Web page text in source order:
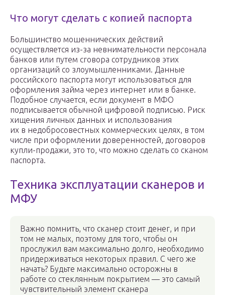
Что могут сделать с копией паспорта
Большинство мошеннических действий
осуществляется из-за невнимательности персонала
банков или путем сговора сотрудников этих
организаций со злоумышленниками. Данные
российского паспорта могут использоваться для
оформления займа через интернет или в банке.
Подобное случается, если документ в МФО
подписывается обычной цифровой подписью. Риск
хищения личных данных и использования
их в недобросовестных коммерческих целях, в том
числе при оформлении доверенностей, договоров
купли-продажи, это то, что можно сделать со сканом
паспорта.
Техника эксплуатации сканеров и
МФУ
Важно помнить, что сканер стоит денег, и при
том не малых, поэтому для того, чтобы он
прослужил вам максимально долго, необходимо
придерживаться некоторых правил. С чего же
начать? Будьте максимально осторожны в
работе со стеклянным покрытием — это самый
чувствительный элемент сканера